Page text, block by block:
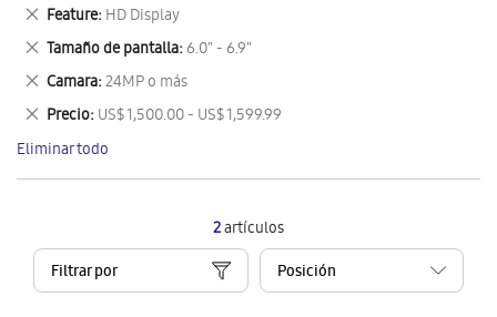
2artículos
Filtrar por
artículo
Feature HD Display
Eliminar
este
artículo
Tamaño de pantalla 6.0" - 6.9"
Eliminar
este
artículo
Camara 24MP o más
Eliminar
este
artículo
Precio US$ 1,500.00 - US$ 1,599.99
Eliminar
este
artículo
Eliminar todo